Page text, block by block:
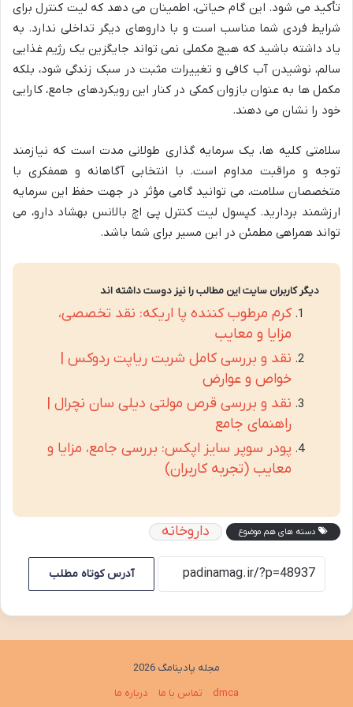
تأکید می شود. این گام حیاتی، اطمینان می دهد که لیت کنترل برای
شرایط فردی شما مناسب است و با داروهای دیگر تداخلی ندارد. به
یاد داشته باشید که هیچ مکملی نمی تواند جایگزین یک رژیم غذایی
سالم، نوشیدن آب کافی و تغییرات مثبت در سبک زندگی شود، بلکه
مکمل ها به عنوان بازوان کمکی در کنار این رویکردهای جامع، کارایی
خود را نشان می دهند.
سلامتی کلیه ها، یک سرمایه گذاری طولانی مدت است که نیازمند
توجه و مراقبت مداوم است. با انتخابی آگاهانه و همفکری با
متخصصان سلامت، می توانید گامی مؤثر در جهت حفظ این سرمایه
ارزشمند بردارید. کپسول لیت کنترل پی اچ بالانس بهشاد دارو، می
تواند همراهی مطمئن در این مسیر برای شما باشد.
دیگر کاربران سایت این مطالب را نیز دوست داشته اند
کرم مرطوب کننده پا اریکه: نقد تخصصی،
مزایا و معایب
نقد و بررسی کامل شربت ریاپت ردوکس |
خواص و عوارض
نقد و بررسی قرص مولتی دیلی سان نچرال |
راهنمای جامع
پودر سوپر سایز اپکس: بررسی جامع، مزایا و
معایب (تجربه کاربران)
دسته های هم موضوع داروخانه
آدرس کوتاه مطلب
مجله پادینامگ 2026
dmca
تماس با ما درباره ما